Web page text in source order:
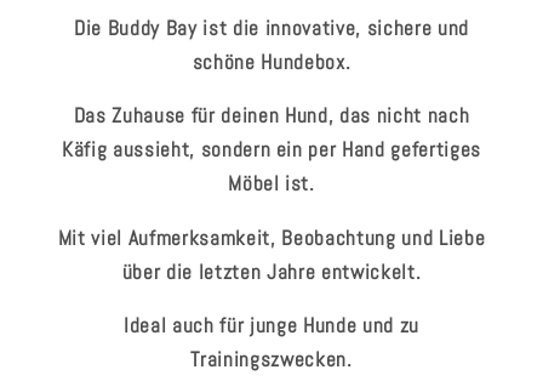
Die Buddy Bay ist die innovative, sichere und
schöne Hundebox.
Das Zuhause für deinen Hund, das nicht nach
Käfig aussieht, sondern ein per Hand gefertiges
Möbel ist.
Mit viel Aufmerksamkeit, Beobachtung und Liebe
über die letzten Jahre entwickelt.
Ideal auch für junge Hunde und zu
Trainingszwecken.